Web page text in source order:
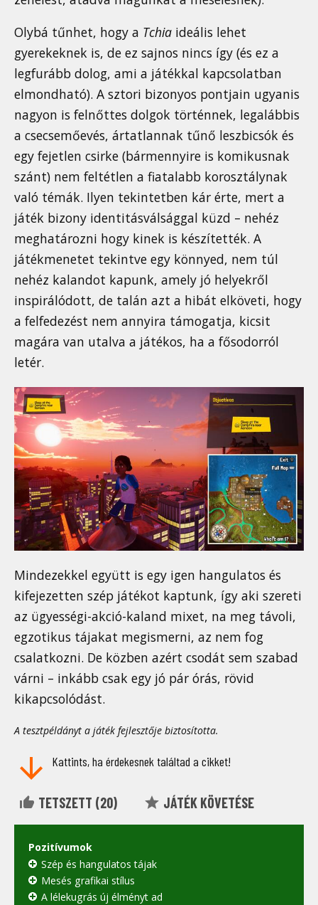
Olybá tűnhet, hogy a Tchia ideális lehet
gyerekeknek is, de ez sajnos nincs így (és ez a
legfurább dolog, ami a játékkal kapcsolatban
elmondható). A sztori bizonyos pontjain ugyanis
nagyon is felnőttes dolgok történnek, legalábbis
a csecsemőevés, ártatlannak tűnő leszbicsók és
egy fejetlen csirke (bármennyire is komikusnak
szánt) nem feltétlen a fiatalabb korosztálynak
való témák. Ilyen tekintetben kár érte, mert a
játék bizony identitásválsággal küzd – nehéz
meghatározni hogy kinek is készítették. A
játékmenetet tekintve egy könnyed, nem túl
nehéz kalandot kapunk, amely jó helyekről
inspirálódott, de talán azt a hibát elköveti, hogy
a felfedezést nem annyira támogatja, kicsit
magára van utalva a játékos, ha a fősodorról
letér.
Mindezekkel együtt is egy igen hangulatos és
kifejezetten szép játékot kaptunk, így aki szereti
az ügyességi-akció-kaland mixet, na meg távoli,
egzotikus tájakat megismerni, az nem fog
csalatkozni. De közben azért csodát sem szabad
várni – inkább csak egy jó pár órás, rövid
kikapcsolódást.
A tesztpéldányt a játék fejlesztője biztosította.
Kattints, ha érdekesnek találtad a cikket!
TETSZETT (20) JÁTÉK KÖVETÉSE
Pozitívumok
Szép és hangulatos tájak
Mesés grafikai stílus
A lélekugrás új élményt ad